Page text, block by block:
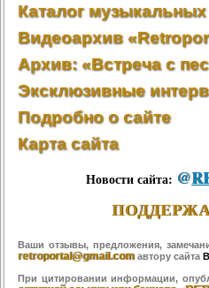
Каталог
Видеоархив
Архив: «Встреча с
Эксклюзивные
Подробно о сайте
Карта сайта
Новости сайта: @
Ваши отзывы, предложения,
retroportal@gmail.com автору сайта
При цитировании информации,